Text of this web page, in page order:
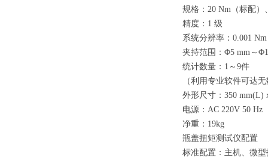
规格：20 Nm（标配）
精度：1 级
系统分辨率：0.001 Nm
夹持范围：Φ5 mm～
统计数量：1～9件
（利用专业软件可达
外形尺寸：350 mm(L)
电源：AC 220V 50 Hz
净重：19kg
瓶盖扭矩测试仪配置
标准配置：主机、微